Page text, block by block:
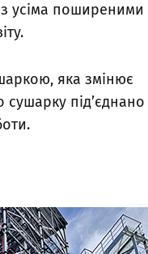
усіма поширеними
яка змінює
під’єднано